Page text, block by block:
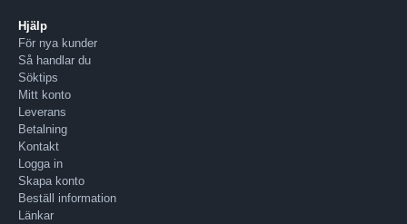
Hjälp
För nya kunder
Så handlar du
Söktips
Mitt konto
Leverans
Betalning
Kontakt
Logga in
Skapa konto
Beställ information
Länkar